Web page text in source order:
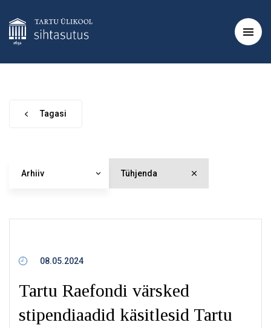
Tagasi
Arhiiv Tühjenda
08.05.2024
Tartu Raefondi värsked
stipendiaadid käsitlesid Tartu